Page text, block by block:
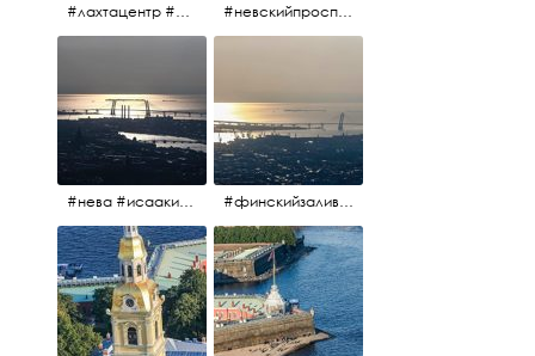
#лахтацентр #лахта #башнягазпром #газпром #башня #небоскрёбпитера #небоскрёб #финскийзалив #санктпетербург #невскийпроспект #центргорода #санктпетербург #осень2017 #когдапаришьнадгородом
#нева #исаакий #исаакиевскийсобор #нева #васильевскийостров #адмиралтейскийрайон #финскийзалив #дворцовыймост #небонадпитером #осень2017 #финскийзалив #маркизовалужа #нева